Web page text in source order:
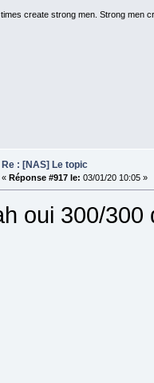
create strong men. Strong men
Re : [NAS] Le topic
« Réponse #917 le: 03/01/20 10:05 »
oui 300/